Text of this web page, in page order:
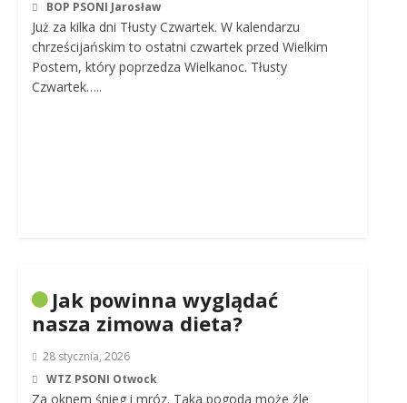
BOP PSONI Jarosław
Już za kilka dni Tłusty Czwartek. W kalendarzu
chrześcijańskim to ostatni czwartek przed Wielkim
Postem, który poprzedza Wielkanoc. Tłusty
Czwartek…..
Jak powinna wyglądać
nasza zimowa dieta?
28 stycznia, 2026
WTZ PSONI Otwock
Za oknem śnieg i mróz. Taka pogoda może źle